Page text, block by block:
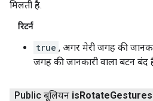
मिलती है.
रिटर्न
true , अगर मेरी जगह की
जगह की जानकारी वाला बटन बंद
Public बूलियन isRotateGestures